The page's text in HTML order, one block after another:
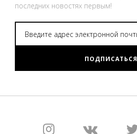
последних новостях первым!
ПОДПИСАТЬСЯ